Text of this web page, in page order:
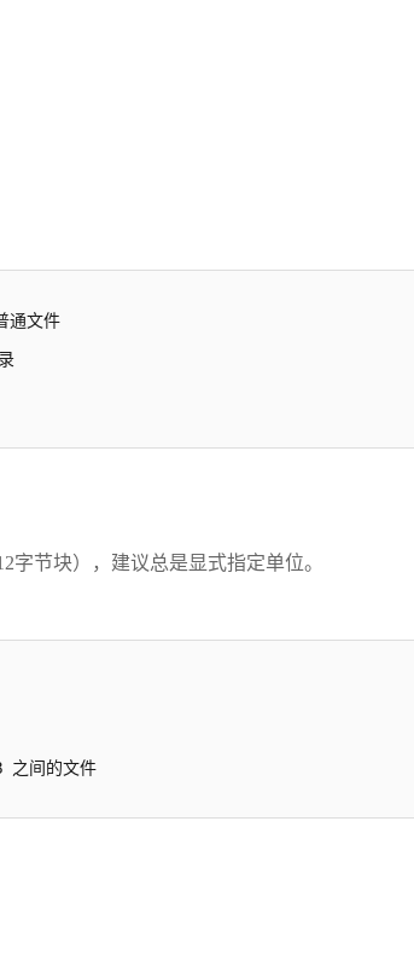
文件
节块），建议总是显式指定单位。
之间的文件